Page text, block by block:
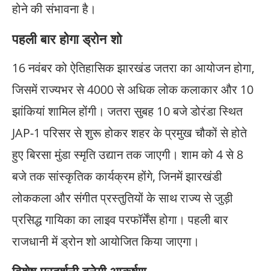
होने की संभावना है।
पहली बार होगा ड्रोन शो
16 नवंबर को ऐतिहासिक झारखंड जतरा का आयोजन होगा,
जिसमें राज्यभर से 4000 से अधिक लोक कलाकार और 10
झांकियां शामिल होंगी। जतरा सुबह 10 बजे डोरंडा स्थित
JAP-1 परिसर से शुरू होकर शहर के प्रमुख चौकों से होते
हुए बिरसा मुंडा स्मृति उद्यान तक जाएगी। शाम को 4 से 8
बजे तक सांस्कृतिक कार्यक्रम होंगे, जिनमें झारखंडी
लोककला और संगीत प्रस्तुतियों के साथ राज्य से जुड़ी
प्रसिद्ध गायिका का लाइव परफॉर्मेंस होगा। पहली बार
राजधानी में ड्रोन शो आयोजित किया जाएगा।